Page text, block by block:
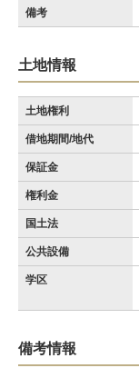
備考
土地情報
土地権利
借地期間/地代
保証金
権利金
国土法
公共設備
学区
備考情報